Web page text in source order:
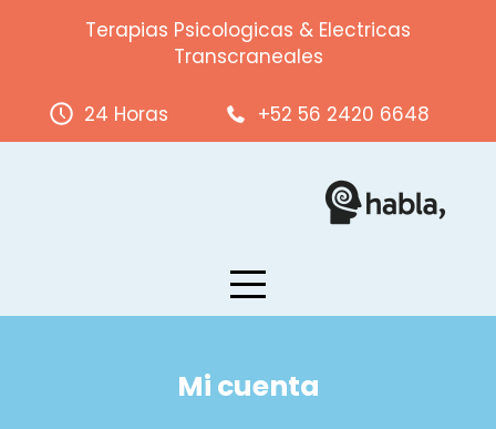
Terapias Psicologicas & Electricas
Transcraneales
24 Horas +52 56 2420 6648
Mi cuenta